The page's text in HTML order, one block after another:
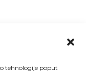
tehnologije poput